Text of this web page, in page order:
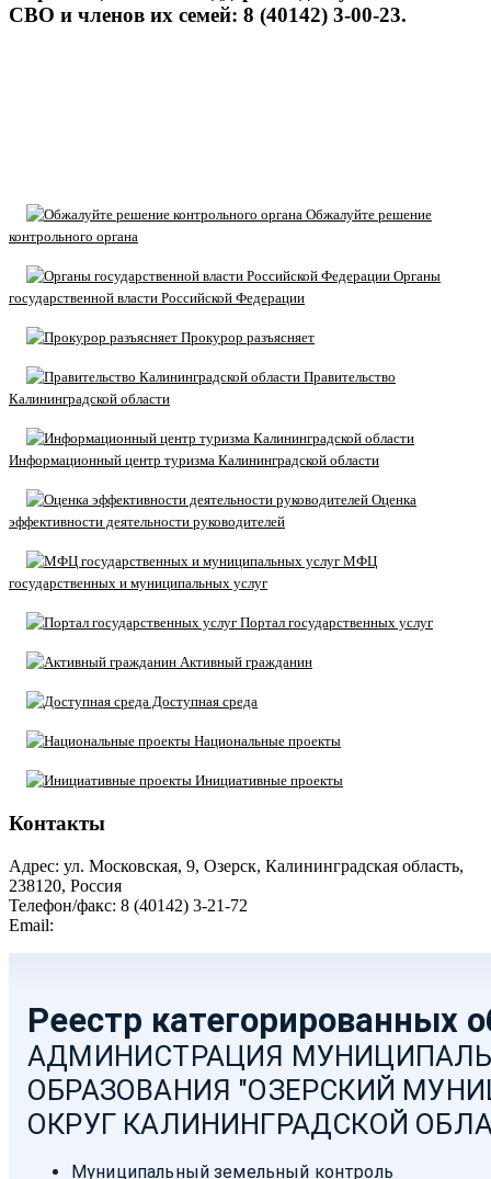
СВО и членов их семей: 8 (40142) 3-00-23.
Обжалуйте решение
контрольного органа
Органы
государственной власти Российской Федерации
Прокурор разъясняет
Правительство
Калининградской области
Информационный центр туризма Калининградской области
Оценка
эффективности деятельности руководителей
МФЦ
государственных и муниципальных услуг
Портал государственных услуг
Активный гражданин
Доступная среда
Национальные проекты
Инициативные проекты
Контакты
Адрес: ул. Московская, 9, Озерск, Калининградская область,
238120, Россия
Телефон/факс: 8 (40142) 3-21-72
Email: